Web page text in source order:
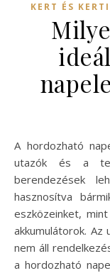
KERT ÉS
A hordozható napelemek egyre népszerűbbé válnak az
utazók és a
berendezések
hasznosítva
eszközeinket,
akkumulátorok.
nem áll
a hordozható